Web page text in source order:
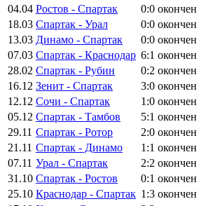
04.04 Ростов - Спартак 0:0 окончен
18.03 Спартак - Урал 0:0 окончен
13.03 Динамо - Спартак 0:0 окончен
07.03 Спартак - Краснодар 6:1 окончен
28.02 Спартак - Рубин 0:2 окончен
16.12 Зенит - Спартак 3:0 окончен
12.12 Сочи - Спартак 1:0 окончен
05.12 Спартак - Тамбов 5:1 окончен
29.11 Спартак - Ротор 2:0 окончен
21.11 Спартак - Динамо 1:1 окончен
07.11 Урал - Спартак 2:2 окончен
31.10 Спартак - Ростов 0:1 окончен
25.10 Краснодар - Спартак 1:3 окончен